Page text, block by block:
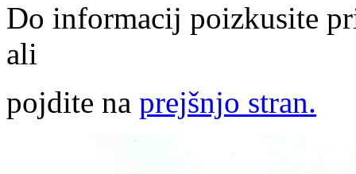
Do informacij poizkusite
ali
pojdite na prejšnjo stran.